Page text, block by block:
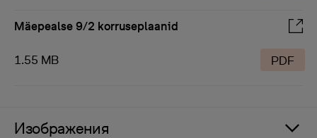
Mäepealse 9/2 korruseplaanid
1.55 MB PDF
Изображения